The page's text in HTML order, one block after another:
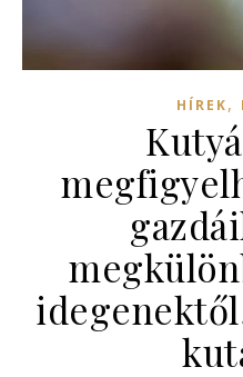
HÍREK,